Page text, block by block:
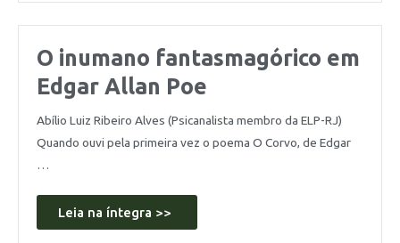
O inumano fantasmagórico em
Edgar Allan Poe
Abílio Luiz Ribeiro Alves (Psicanalista membro da ELP-RJ)
Quando ouvi pela primeira vez o poema O Corvo, de Edgar
…
Leia na íntegra >>